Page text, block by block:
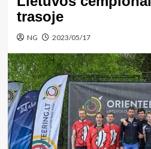
trasoje
NG 2023/05/17